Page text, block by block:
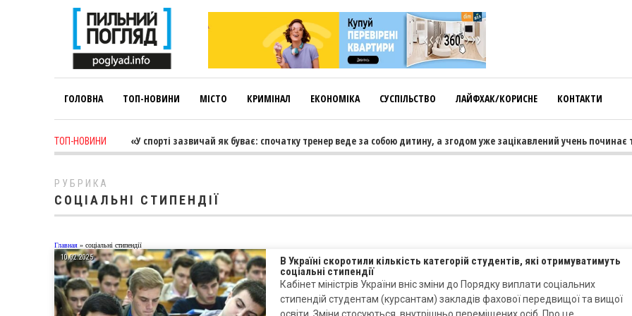
ГОЛОВНА ТОП-НОВИНИ МІСТО КРИМІНАЛ ЕКОНОМІКА СУСПІЛЬСТВО ЛАЙФХАК/КОРИСНЕ КОНТАКТИ
ТОП-НОВИНИ
Лариса Коновалова: «У спорті зазвичай як буває: спочатку тренер веде за собою дитину, а згодом уже зацікавлений учень починає
РУБРИКА
СОЦІАЛЬНІ СТИПЕНДІЇ
Главная » соціальні стипендії
10.02.2025
В Україні скоротили кількість категорій студентів, які отримуватимуть
соціальні стипендії
Кабінет міністрів України вніс зміни до Порядку виплати соціальних
стипендій студентам (курсантам) закладів фахової передвищої та вищої